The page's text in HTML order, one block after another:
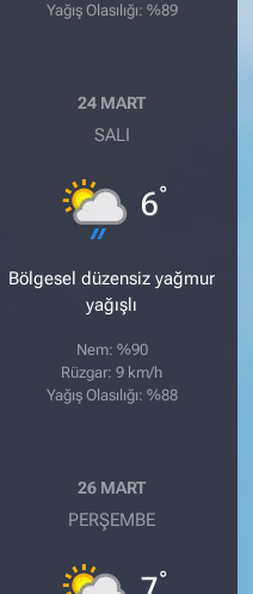
Yağış Olasılığı: %89
24 MART
SALI
6°
Bölgesel düzensiz yağmur
yağışlı
Nem: %90
Rüzgar: 9 km/h
Yağış Olasılığı: %88
26 MART
PERŞEMBE
°